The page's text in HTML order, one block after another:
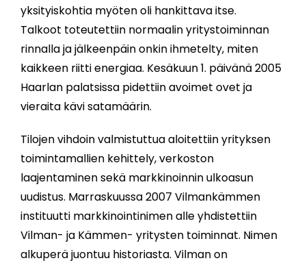
yksityiskohtia myöten oli hankittava itse.
Talkoot toteutettiin normaalin yritystoiminnan
rinnalla ja jälkeenpäin onkin ihmetelty, miten
kaikkeen riitti energiaa. Kesäkuun 1. päivänä 2005
Haarlan palatsissa pidettiin avoimet ovet ja
vieraita kävi satamäärin.
Tilojen vihdoin valmistuttua aloitettiin yrityksen
toimintamallien kehittely, verkoston
laajentaminen sekä markkinoinnin ulkoasun
uudistus. Marraskuussa 2007 Vilmankämmen
instituutti markkinointinimen alle yhdistettiin
Vilman- ja Kämmen- yritysten toiminnat. Nimen
alkuperä juontuu historiasta. Vilman on